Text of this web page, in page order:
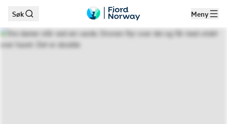
Hopp til hovedinnhold
Søk Meny